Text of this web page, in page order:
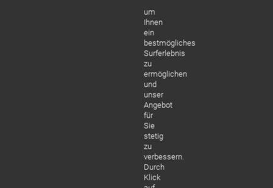
um
Ihnen
ein
bestmögliches
Surferlebnis
zu
ermöglichen
und
unser
Angebot
für
Sie
stetig
zu
verbessern.
Durch
Klick